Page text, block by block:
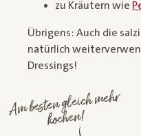
zu Kräutern wie
Übrigens: Auch die
natürlich
Dressings!
Am besten gleich mehr
kochen!